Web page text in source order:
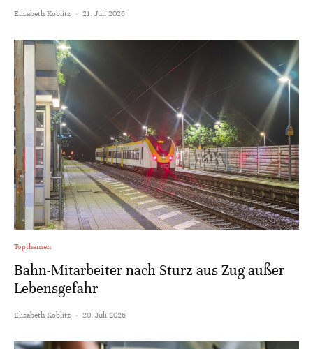
Elisabeth Koblitz · 21. Juli 2026
Topthemen
Bahn-Mitarbeiter nach Sturz aus Zug außer
Lebensgefahr
Elisabeth Koblitz · 20. Juli 2026